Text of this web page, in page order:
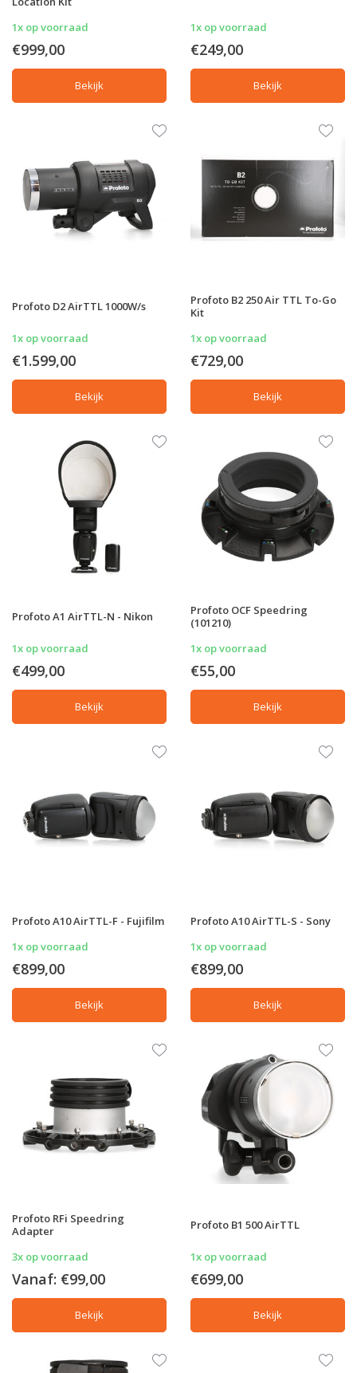
1x op voorraad
€999,00
Bekijk
1x op voorraad
€249,00
Bekijk
Profoto D2 AirTTL 1000W/s
1x op voorraad
€1.599,00
Bekijk
Profoto B2 250 Air TTL To-Go
Kit
1x op voorraad
€729,00
Bekijk
Profoto A1 AirTTL-N - Nikon
1x op voorraad
€499,00
Bekijk
Profoto OCF Speedring
(101210)
1x op voorraad
€55,00
Bekijk
Profoto A10 AirTTL-F - Fujifilm
1x op voorraad
€899,00
Bekijk
Profoto A10 AirTTL-S - Sony
1x op voorraad
€899,00
Bekijk
Profoto RFi Speedring
Adapter
3x op voorraad
Vanaf: €99,00
Bekijk
Profoto B1 500 AirTTL
1x op voorraad
€699,00
Bekijk